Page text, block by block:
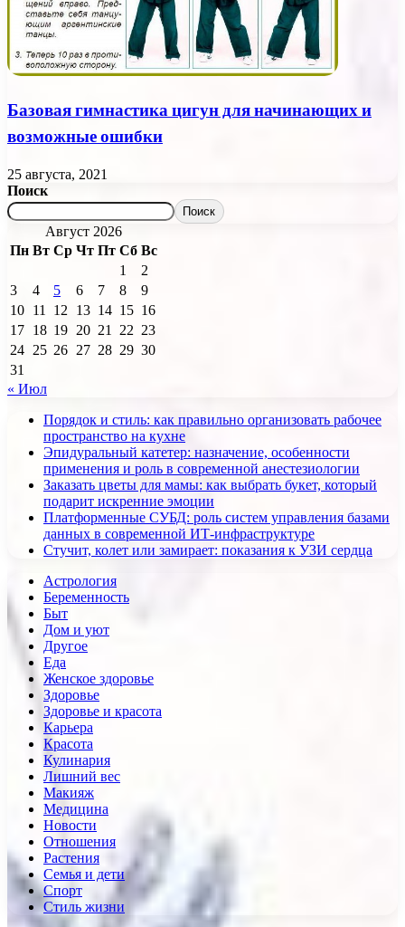
Базовая гимнастика цигун для начинающих и
возможные ошибки
25 августа, 2021
Поиск
Поиск
Август 2026
Пн Вт Ср Чт Пт Сб Вс
1
2
3
4 5 6 7 8
9
10 11 12 13 14 15 16
17 18 19 20 21 22 23
24 25 26 27 28 29 30
31
« Июл
Порядок и стиль: как правильно организовать рабочее
пространство на кухне
Эпидуральный катетер: назначение, особенности
применения и роль в современной анестезиологии
Заказать цветы для мамы: как выбрать букет, который
подарит искренние эмоции
Платформенные СУБД: роль систем управления базами
данных в современной ИТ-инфраструктуре
Стучит, колет или замирает: показания к УЗИ сердца
Астрология
Беременность
Быт
Дом и уют
Другое
Еда
Женское здоровье
Здоровье
Здоровье и красота
Карьера
Красота
Кулинария
Лишний вес
Макияж
Медицина
Новости
Отношения
Растения
Семья и дети
Спорт
Стиль жизни